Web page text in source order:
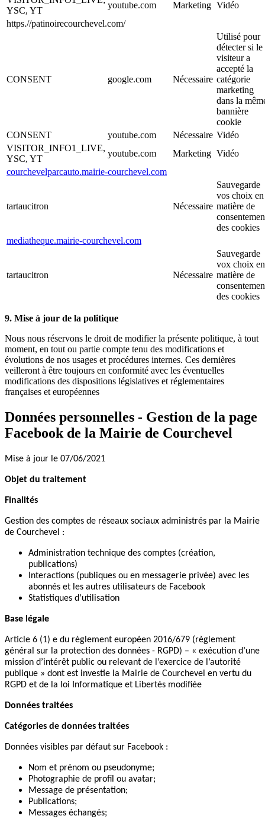
YSC, YT
youtube.com Marketing Vidéo
https.//patinoirecourchevel.com/
CONSENT google.com Nécessaire
Utilisé pour
détecter si le
visiteur a
accepté la
catégorie
marketing
dans la
bannière
cookie
CONSENT
youtube.com Nécessaire Vidéo
VISITOR_INFO1_LIVE,
YSC, YT
youtube.com Marketing Vidéo
courchevelparcauto.mairie-courchevel.com
tartaucitron Nécessaire
Sauvegarde
vos choix en
matière de
des cookies
mediatheque.mairie-courchevel.com
tartaucitron Nécessaire
Sauvegarde
vox choix en
matière de
des cookies
9. Mise à jour de la politique
Nous nous réservons le droit de modifier la présente politique, à tout
moment, en tout ou partie compte tenu des modifications et
évolutions de nos usages et procédures internes. Ces dernières
veilleront à être toujours en conformité avec les éventuelles
modifications des dispositions législatives et réglementaires
françaises et européennes
Données personnelles - Gestion de la page
Facebook de la Mairie de Courchevel
Mise à jour le 07/06/2021
Objet du traitement
Finalités
Gestion des comptes de réseaux sociaux administrés par la Mairie
de Courchevel :
Administration technique des comptes (création,
publications)
Interactions (publiques ou en messagerie privée) avec les
abonnés et les autres utilisateurs de Facebook
Statistiques d’utilisation
Base légale
Article 6 (1) e du règlement européen 2016/679 (règlement
général sur la protection des données - RGPD) – « exécution d’une
mission d’intérêt public ou relevant de l’exercice de l’autorité
publique » dont est investie la Mairie de Courchevel en vertu du
RGPD et de la loi Informatique et Libertés modifiée
Données traitées
Catégories de données traitées
Données visibles par défaut sur Facebook :
Nom et prénom ou pseudonyme;
Photographie de profil ou avatar;
Message de présentation;
Publications;
Messages échangés;